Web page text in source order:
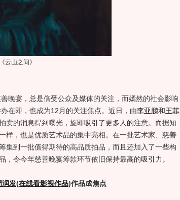
云山之间》
宴，总是倍受公众及媒体的关注，而嫣然的社会影响
在即，也成为12月的关注焦点。近日，由李亚鹏和王菲
卖的消息得到曝光，旋即吸引了更多人的注意。而据知
样，也是优质艺术品的集中亮相。在一批艺术家、慈善
集到一批值得期待的高品质拍品，而且还加入了一些构
令今年慈善晚宴筹款环节依旧保持最高的吸引力。
润发(在线看影视作品)作品成焦点